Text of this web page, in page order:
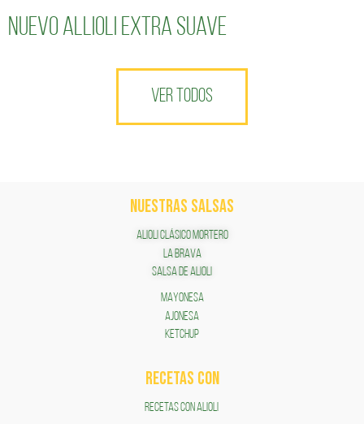
Nuevo Allioli Extra Suave
VER TODOS
NUESTRAS SALSAS
ALIOLI CLÁSICO MORTERO
LA BRAVA
SALSA DE ALIOLI
MAYONESA
AJONESA
KETCHUP
RECETAS COn
RECETAS CON ALIOLI